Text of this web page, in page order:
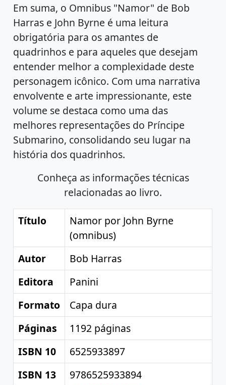
Em suma, o Omnibus "Namor" de Bob
Harras e John Byrne é uma leitura
obrigatória para os amantes de
quadrinhos e para aqueles que desejam
entender melhor a complexidade deste
personagem icônico. Com uma narrativa
envolvente e arte impressionante, este
volume se destaca como uma das
melhores representações do Príncipe
Submarino, consolidando seu lugar na
história dos quadrinhos.
Conheça as informações técnicas
relacionadas ao livro.
Título
Namor por John Byrne
(omnibus)
Autor
Bob Harras
Editora
Panini
Formato
Capa dura
Páginas
1192 páginas
ISBN 10
6525933897
ISBN 13
9786525933894